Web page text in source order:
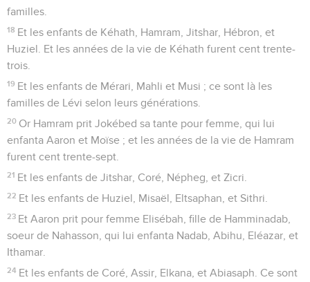
familles.
18 Et les enfants de Kéhath, Hamram, Jitshar, Hébron, et
Huziel. Et les années de la vie de Kéhath furent cent trente-
trois.
19 Et les enfants de Mérari, Mahli et Musi ; ce sont là les
familles de Lévi selon leurs générations.
20 Or Hamram prit Jokébed sa tante pour femme, qui lui
enfanta Aaron et Moïse ; et les années de la vie de Hamram
furent cent trente-sept.
21 Et les enfants de Jitshar, Coré, Népheg, et Zicri.
22 Et les enfants de Huziel, Misaël, Eltsaphan, et Sithri.
23 Et Aaron prit pour femme Elisébah, fille de Hamminadab,
soeur de Nahasson, qui lui enfanta Nadab, Abihu, Eléazar, et
Ithamar.
24 Et les enfants de Coré, Assir, Elkana, et Abiasaph. Ce sont